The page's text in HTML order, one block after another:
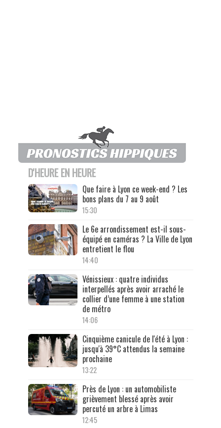
D'HEURE EN HEURE
Que faire à Lyon ce week-end ? Les
bons plans du 7 au 9 août
15:30
Le 6e arrondissement est-il sous-
équipé en caméras ? La Ville de Lyon
entretient le flou
14:40
Vénissieux : quatre individus
interpellés après avoir arraché le
collier d’une femme à une station
de métro
14:06
Cinquième canicule de l'été à Lyon :
jusqu'à 39°C attendus la semaine
prochaine
13:22
Près de Lyon : un automobiliste
grièvement blessé après avoir
percuté un arbre à Limas
12:45